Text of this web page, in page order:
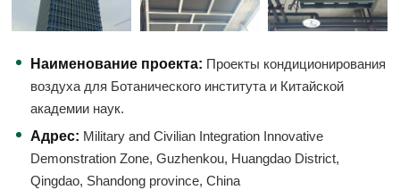
Наименование проекта: Проекты кондиционирования
воздуха для Ботанического института и Китайской
академии наук.
Адрес: Military and Civilian Integration Innovative
Demonstration Zone, Guzhenkou, Huangdao District,
Qingdao, Shandong province, China